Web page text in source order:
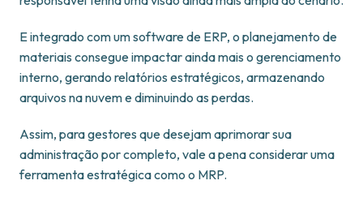
E integrado com um software de ERP, o planejamento de
materiais consegue impactar ainda mais o gerenciamento
interno, gerando relatórios estratégicos, armazenando
arquivos na nuvem e diminuindo as perdas.
Assim, para gestores que desejam aprimorar sua
administração por completo, vale a pena considerar uma
ferramenta estratégica como o MRP.